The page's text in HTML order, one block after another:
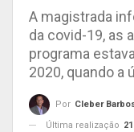
A magistrada
da covid-19, as
programa
2020, quando a
Por Cleber
Última realização